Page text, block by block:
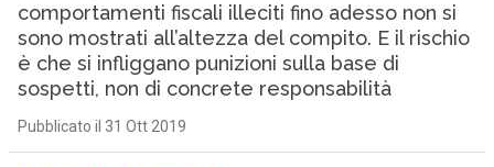
comportamenti fiscali illeciti fino adesso non si
sono mostrati all’altezza del compito. E il rischio
è che si infliggano punizioni sulla base di
sospetti, non di concrete responsabilità
Pubblicato il 31 Ott 2019